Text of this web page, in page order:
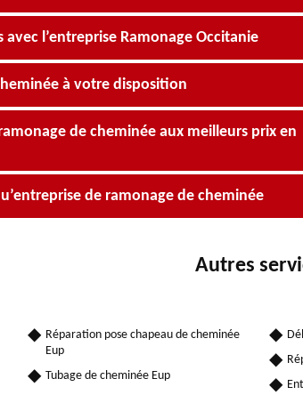
l’entreprise Ramonage Occitanie
à votre disposition
de cheminée aux meilleurs prix en
de ramonage de cheminée
Autres
Réparation pose chapeau de cheminée
Eup
Tubage de cheminée Eup